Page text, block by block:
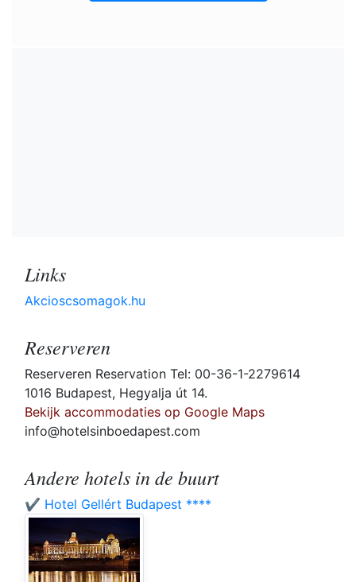
Links
Akcioscsomagok.hu
Reserveren
Reserveren Reservation Tel: 00-36-1-2279614
1016 Budapest, Hegyalja út 14.
Bekijk accommodaties op Google Maps
info@hotelsinboedapest.com
Andere hotels in de buurt
✔️ Hotel Gellért Budapest ****